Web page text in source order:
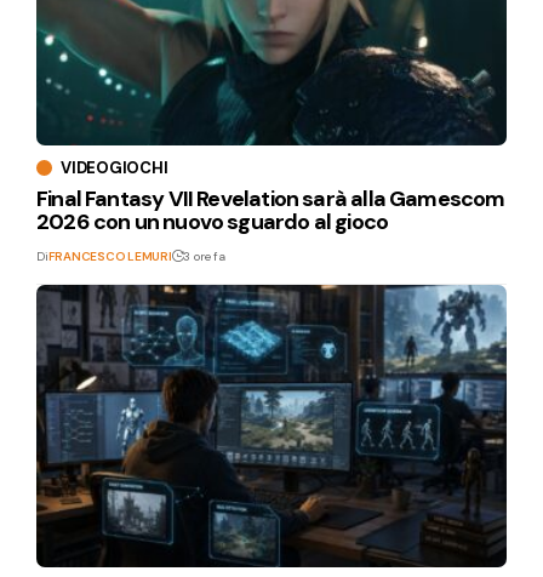
VIDEOGIOCHI
Final Fantasy VII Revelation sarà alla Gamescom
2026 con un nuovo sguardo al gioco
DiFRANCESCO LEMURI 3 ore fa